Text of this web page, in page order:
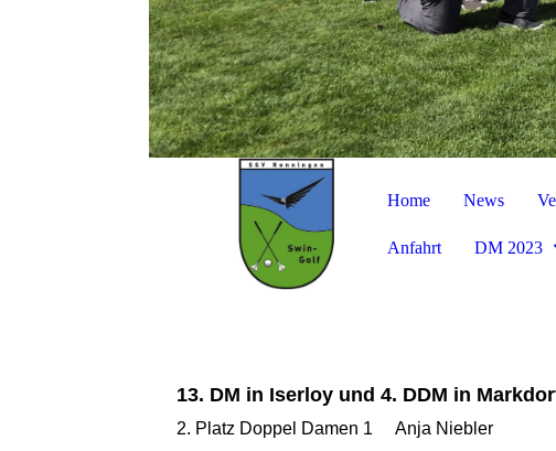
Home News
Anfahrt DM 2023
13. DM in Iserloy und 4. DDM in
2. Platz Doppel Damen 1 Anja Niebler